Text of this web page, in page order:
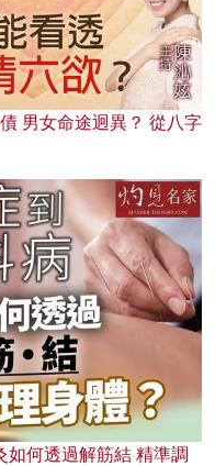
男女命途迥異？ 從八字
如何透過解筋結 精準調